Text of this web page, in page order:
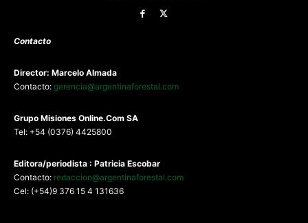
Contacto
Director: Marcelo Almada
Contacto: gerencia@argentinaforestal.com
Grupo Misiones Online.Com SA
Tel: +54 (0376) 4425800
Editora/periodista : Patricia Escobar
Contacto: redaccion@argentinaforestal.com
Cel: (+54)9 376 15 4 131636